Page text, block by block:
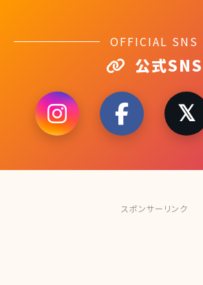
OFFICIAL SNS
公式SNS
スポンサーリンク